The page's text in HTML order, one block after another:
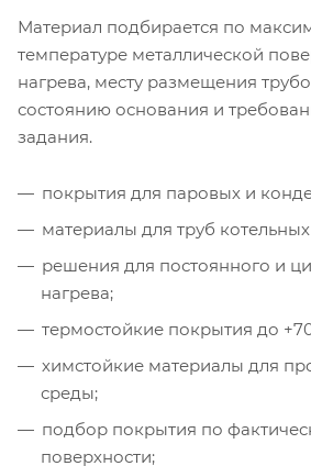
Материал подбирается по
температуре металлической
нагрева, месту размещения
состоянию основания и
задания.
покрытия для паровых и
материалы для труб
решения для постоянного и
нагрева;
термостойкие покрытия до
химстойкие материалы для
среды;
подбор покрытия по
поверхности;